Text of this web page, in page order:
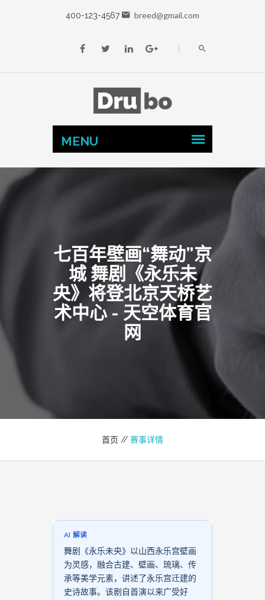
400-123-4567 breed@gmail.com
七百年壁画“舞动”京
城 舞剧《永乐未
央》将登北京天桥艺
术中心 - 天空体育官
网
首页 // 赛事详情
AI 解读
舞剧《永乐未央》以山西永乐宫壁画
为灵感，融合古建、壁画、琉璃、传
承等美学元素，讲述了永乐宫迁建的
史诗故事。该剧自首演以来广受好